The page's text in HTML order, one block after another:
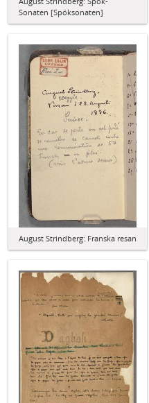
Sonaten [Spöksonaten]
August Strindberg: Franska resan